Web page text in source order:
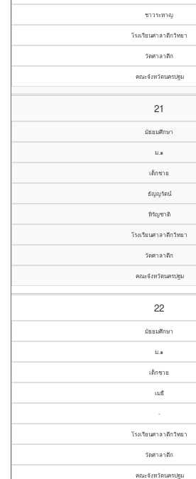
ชาวระหาญ
โรงเรียนศาลาตึกวิทยา
วัดศาลาตึก
คณะจังหวัดนครปฐม
21
มัธยมศึกษา
ม.๑
เด็กชาย
ธัญญรัตน์
หิรัญชาติ
โรงเรียนศาลาตึกวิทยา
วัดศาลาตึก
คณะจังหวัดนครปฐม
22
มัธยมศึกษา
ม.๑
เด็กชาย
เมธี
-
โรงเรียนศาลาตึกวิทยา
วัดศาลาตึก
คณะจังหวัดนครปฐม